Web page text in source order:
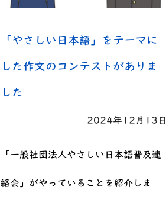
「やさしい日本語」をテーマに
した作文のコンテストがありま
した
2024年12月13日
「一般社団法人やさしい日本語普及連
絡会」がやっていることを紹介しま